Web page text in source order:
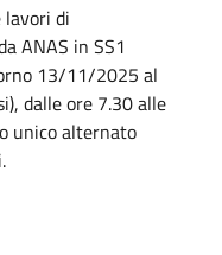
lavori di
ANAS in SS1
13/11/2025 al
dalle ore 7.30 alle
unico alternato